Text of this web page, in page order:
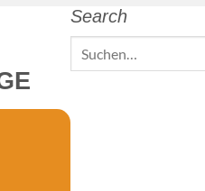
Search